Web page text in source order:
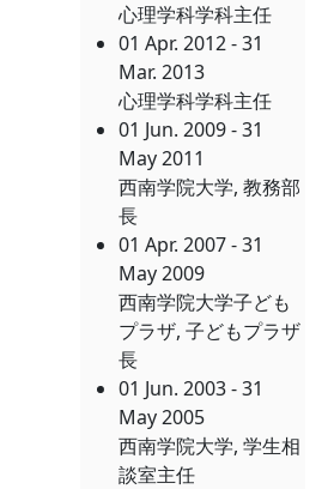
心理学科学科主任
01 Apr. 2012 - 31
Mar. 2013
心理学科学科主任
01 Jun. 2009 - 31
May 2011
西南学院大学, 教務部
長
01 Apr. 2007 - 31
May 2009
西南学院大学子ども
プラザ, 子どもプラザ
長
01 Jun. 2003 - 31
May 2005
西南学院大学, 学生相
談室主任